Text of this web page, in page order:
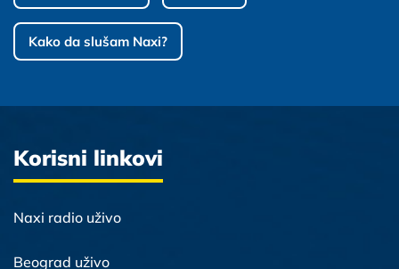
Kako da slušam Naxi?
Korisni linkovi
Naxi radio uživo
Beograd uživo